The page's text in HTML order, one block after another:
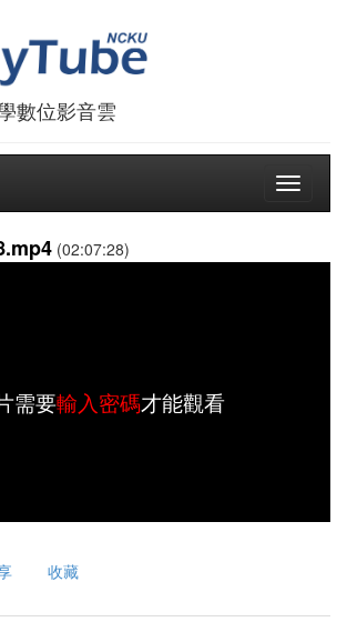
數位影音雲
Toggle
(02:07:28)
需要輸入密碼才能觀看
收藏